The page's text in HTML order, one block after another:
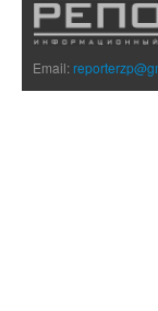
Email: